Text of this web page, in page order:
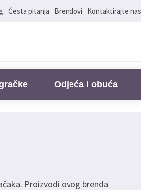
Česta pitanja Brendovi Kontaktirajte nas
Odjeća i obuća
Proizvodi ovog brenda